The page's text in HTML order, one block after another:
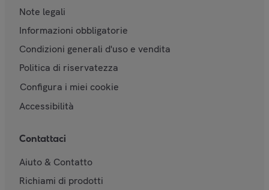
Note legali
Informazioni obbligatorie
Condizioni generali d'uso e vendita
Politica di riservatezza
Configura i miei cookie
Accessibilità
Contattaci
Aiuto & Contatto
Richiami di prodotti